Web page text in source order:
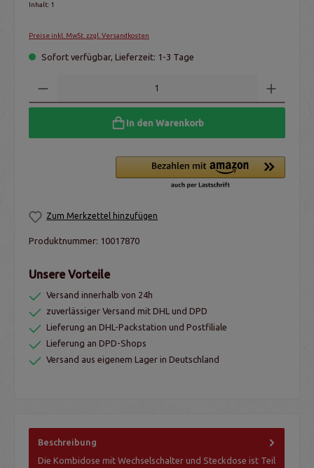
Inhalt: 1
Preise inkl. MwSt. zzgl. Versandkosten
Sofort verfügbar, Lieferzeit: 1-3 Tage
In den Warenkorb
Zum Merkzettel hinzufügen
Produktnummer: 10017870
Unsere Vorteile
Versand innerhalb von 24h
zuverlässiger Versand mit DHL und DPD
Lieferung an DHL-Packstation und Postfiliale
Lieferung an DPD-Shops
Versand aus eigenem Lager in Deutschland
Beschreibung
Die Kombidose mit Wechselschalter und Steckdose ist Teil